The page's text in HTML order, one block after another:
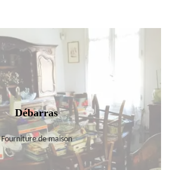
Débarras
Fourniture de maison